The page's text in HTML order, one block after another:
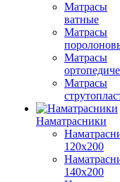
Матрасы
ватные
Матрасы
Матрасы
Матрасы
Наматрасники
120х200
140х200